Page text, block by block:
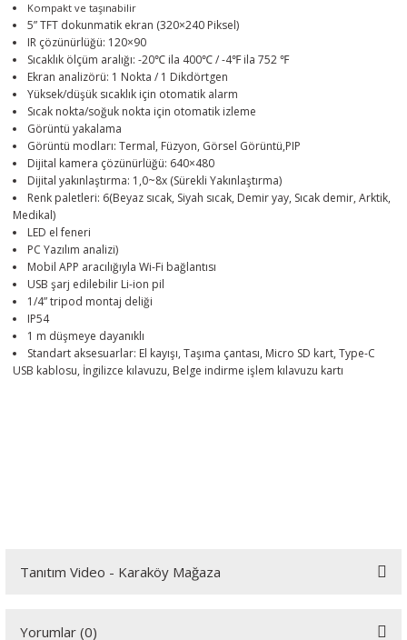
Kompakt ve taşınabilir
5” TFT dokunmatik ekran (320×240 Piksel)
IR çözünürlüğü: 120×90
Sıcaklık ölçüm aralığı: -20℃ ila 400℃ / -4℉ ila 752 ℉
Ekran analizörü: 1 Nokta / 1 Dikdörtgen
Yüksek/düşük sıcaklık için otomatik alarm
Sıcak nokta/soğuk nokta için otomatik izleme
Görüntü yakalama
Görüntü modları: Termal, Füzyon, Görsel Görüntü,PIP
Dijital kamera çözünürlüğü: 640×480
Dijital yakınlaştırma: 1,0~8x (Sürekli Yakınlaştırma)
Renk paletleri: 6(Beyaz sıcak, Siyah sıcak, Demir yay, Sıcak demir, Arktik,
Medikal)
LED el feneri
PC Yazılım analizi)
Mobil APP aracılığıyla Wi-Fi bağlantısı
USB şarj edilebilir Li-ion pil
1/4” tripod montaj deliği
IP54
1 m düşmeye dayanıklı
Standart aksesuarlar: El kayışı, Taşıma çantası, Micro SD kart, Type-C
USB kablosu, İngilizce kılavuzu, Belge indirme işlem kılavuzu kartı
Tanıtım Video - Karaköy Mağaza
Yorumlar (0)